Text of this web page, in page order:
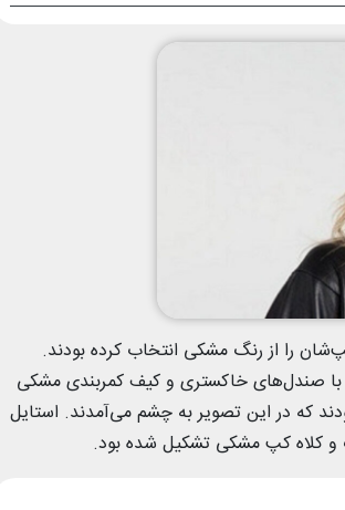
را از رنگ مشکی انتخاب کرده بودند.
با صندل‌های خاکستری و کیف کمربندی مشکی
که در این تصویر به چشم می‌آمدند. استایل
و کلاه کپ مشکی تشکیل شده بود.